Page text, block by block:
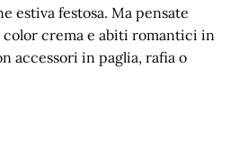
estiva festosa. Ma pensate
crema e abiti romantici in
accessori in paglia, rafia o